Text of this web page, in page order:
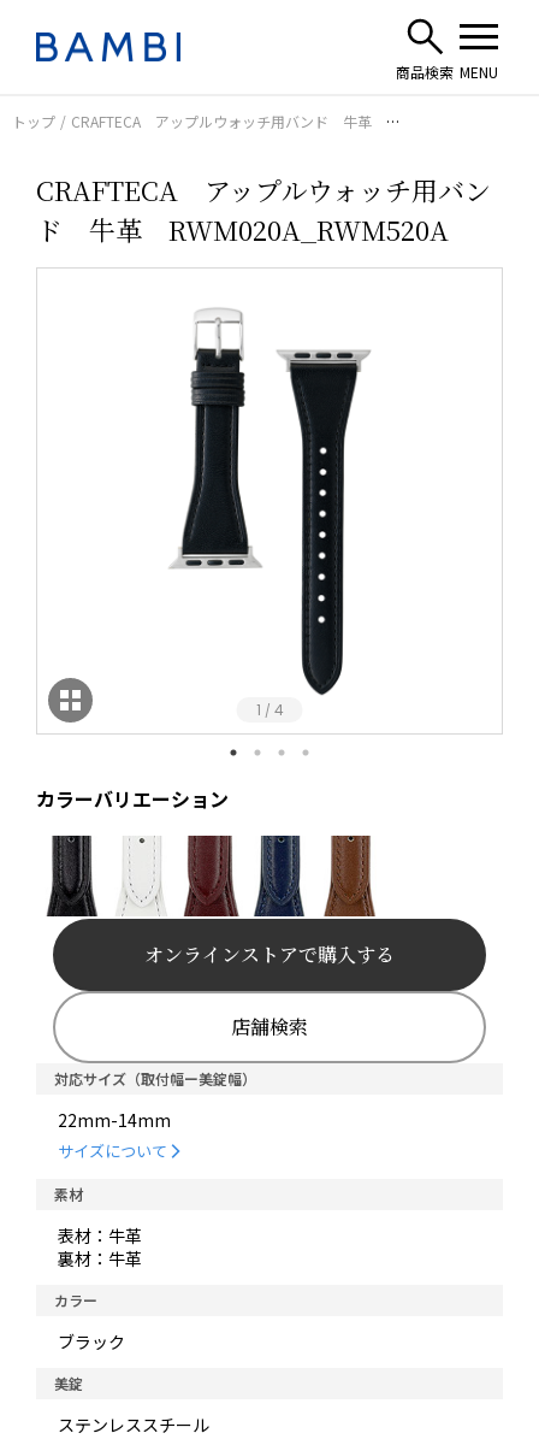
トップ
CRAFTECA アップルウォッチ用バンド 牛革
CRAFTECA アップルウォッチ用バン
ド 牛革 RWM020A_RWM520A
1 / 4
カラーバリエーション
対応サイズ（取付幅ー美錠幅）
22mm-14mm
サイズについて
素材
表材：牛革
裏材：牛革
カラー
ブラック
美錠
ステンレススチール
オンラインストアで購入する
店舗検索